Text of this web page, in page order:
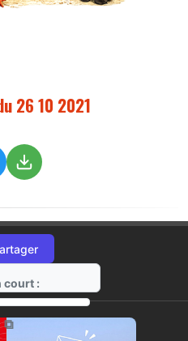
26 10 2021
court :
https://radio-g.fr?6635
⧉